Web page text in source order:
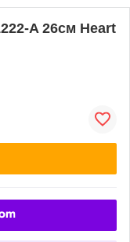
A 26см Heart